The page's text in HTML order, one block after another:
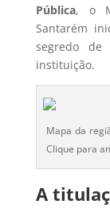
Pública, o
Santarém
segredo
instituição.
Mapa da
Clique para
A